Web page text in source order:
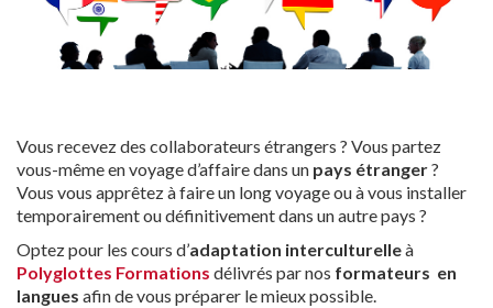
Vous recevez des collaborateurs étrangers ? Vous partez
vous-même en voyage d’affaire dans un pays étranger?
Vous vous apprêtez à faire un long voyage ou à vous installer
temporairement ou définitivement dans un autre pays ?
Optez pour les cours d’adaptation interculturelleà
Polyglottes Formations délivrés par nos formateurs en
langues afin de vous préparer le mieux possible.